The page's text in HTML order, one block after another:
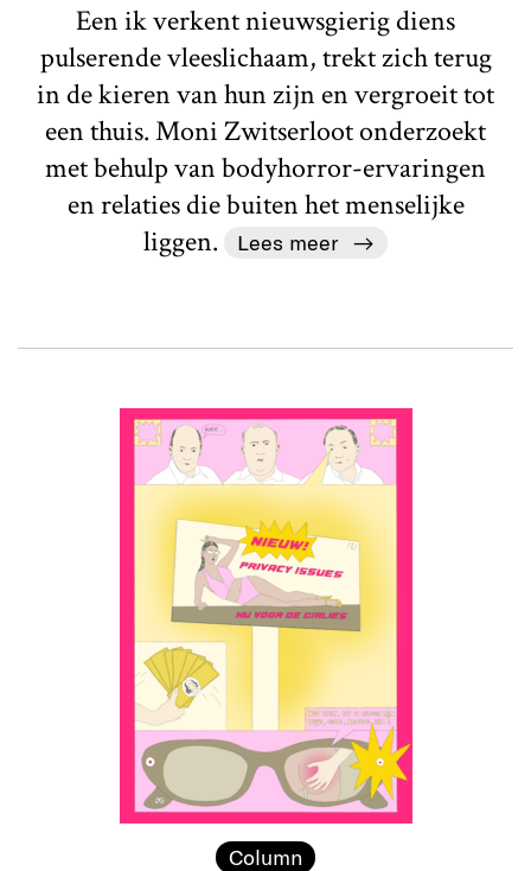
Een ik verkent nieuwsgierig diens
pulserende vleeslichaam, trekt zich terug
in de kieren van hun zijn en vergroeit tot
een thuis. Moni Zwitserloot onderzoekt
met behulp van bodyhorror-ervaringen
en relaties die buiten het menselijke
liggen.
Lees meer
Column